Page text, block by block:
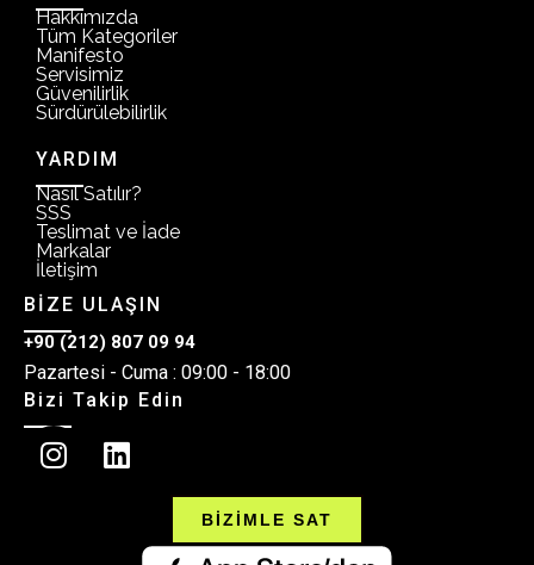
Hakkımızda
Tüm Kategoriler
Manifesto
Servisimiz
Güvenilirlik
Sürdürülebilirlik
YARDIM
Nasıl Satılır?
SSS
Teslimat ve İade
Markalar
İletişim
BİZE ULAŞIN
+90 (212) 807 09 94
Pazartesi - Cuma : 09:00 - 18:00
Bizi Takip Edin
BİZİMLE SAT